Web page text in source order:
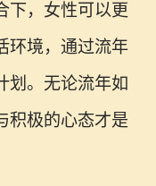
下，女性可以更
环境，通过流年
划。无论流年如
积极的心态才是